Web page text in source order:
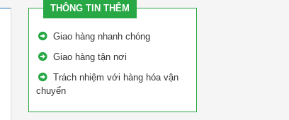
THÔNG TIN THÊM
Giao hàng nhanh chóng
Giao hàng tận nơi
Trách nhiệm với hàng hóa vận
chuyển